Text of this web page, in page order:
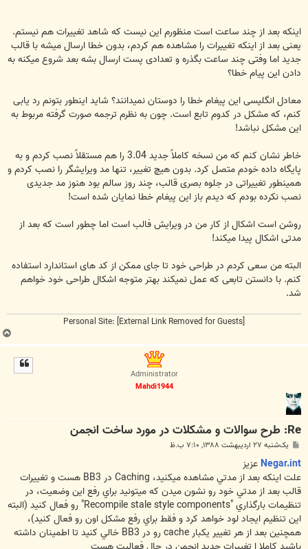
اینکه بعد از چند ساعت است منظورم این نیست که شاهد تغییرات هم نیستم.
یعنی بعد از اینکه تغییرات را مشاهده هم کردم، بدون خطا ارسال میشه با قالب
جدید اما وفتی چند ساعت بگذره و تعدادی پست ارسال بشه بعد شروع میکنه به
دادن این پیام خطا؟
معادل انگلیسی این پیغام خطا را دوستان نمیدانند؟ شاید اینطور بتونم رد یابی
کنم، که مشکل در کدوم تابع است. چون به نظرم ترجمه صورت گرفته مربوط به
این مشکل نباشد!
خاطر نشان کنم که من نسخه کاملاً جدید 3.04 را هم مستقلاً نصب کردم و به
پایگاه داده خودم متصل کرد. بدون هیچ تغییر، تنها مد ویرایشگر را نصب کردم و
همینطور تغییراتی در جلوه بصری قالب، چند روز سالم بود هنوز مد جدیدی
نصب نکرده بودم که دیدم باز این پیغام خطا نمایان شده است!
روشن است اشکال از کار من در ویرایش فالب است اما چطور است که بعد از
مدتی اشکال پیدا میکند!
البته من سعی کردم در طراحی خود تا جای ممکن از کد های استاندارد استفاده
کنم. با دانستن تابعی که عمل نمیکند بهتر متوجه اشکال طراحی خود خواهم
شد.
Personal Site:[External Link Removed for Guests]
ب
ا
Administrator
Mahdi1944
Re: طرح سوالات و مشکلات در مورد ساخت انجمن
پ
ت
یک‌شنبه ۲۷ اردیبهشت ۱۳۸۸, ۷:۱۰ ب.ظ
Negar.intعزيز
علت اينکه بعد از مدتي مشاهده ميکنيد، Caching در BB3 هست و تغييرات
قالب بعد از مدتي خود رو نشون ميدن که ميتونيد براي رفع اين وضعيت، در
تنظيمات بارگذاري "Recompile stale style components" رو فعال کنيد (البته
اين تنظيم ايجاد لود خواهد کرد و فقط براي رفع مشکل اون رو فعال کنيد)،
همچنين بعد از هر تغيير يکبار cache رو در BB3 خالي کنيد تا اطمينان داشته